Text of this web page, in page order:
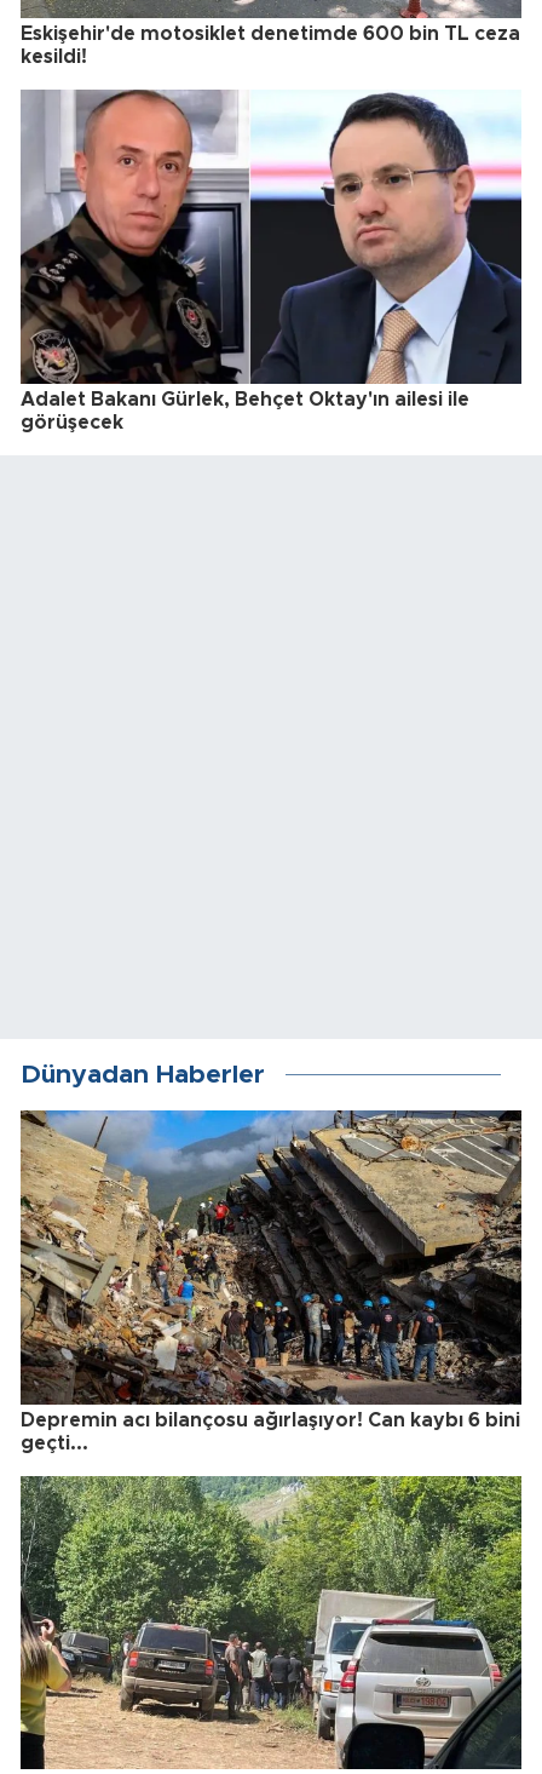
Eskişehir'de motosiklet denetimde 600 bin TL ceza
kesildi!
Adalet Bakanı Gürlek, Behçet Oktay'ın ailesi ile
görüşecek
Dünyadan Haberler
Depremin acı bilançosu ağırlaşıyor! Can kaybı 6 bini
geçti...